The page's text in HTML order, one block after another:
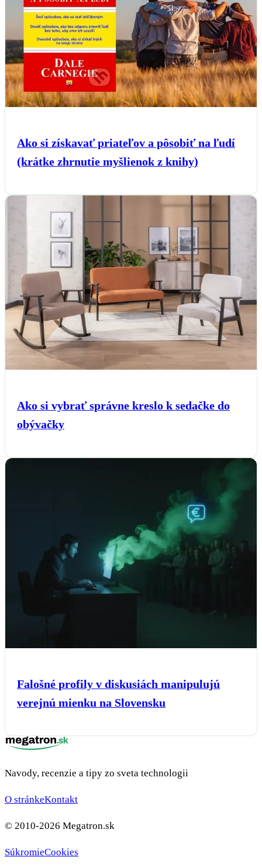
Ako si získavať priateľov a pôsobiť na ľudí
(krátke zhrnutie myšlienok z knihy)
Ako si vybrať správne kreslo k sedačke do
obývačky
Falošné profily v diskusiách manipulujú
verejnú mienku na Slovensku
Navody, recenzie a tipy zo sveta technologii
O stránkeKontakt
© 2010-2026 Megatron.sk
SúkromieCookies